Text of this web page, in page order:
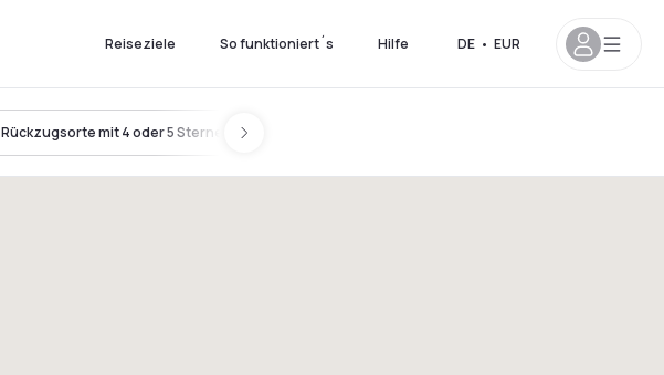
Reiseziele So funktioniert´s Hilfe DE • EUR
Rückzugsorte mit 4 oder 5 Sternen